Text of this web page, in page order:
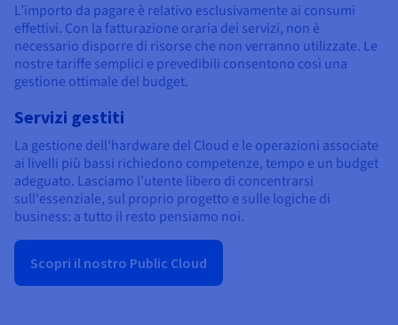
L’importo da pagare è relativo esclusivamente ai consumi
effettivi. Con la fatturazione oraria dei servizi, non è
necessario disporre di risorse che non verranno utilizzate. Le
nostre tariffe semplici e prevedibili consentono così una
gestione ottimale del budget.
Servizi gestiti
La gestione dell’hardware del Cloud e le operazioni associate
ai livelli più bassi richiedono competenze, tempo e un budget
adeguato. Lasciamo l’utente libero di concentrarsi
sull'essenziale, sul proprio progetto e sulle logiche di
business: a tutto il resto pensiamo noi.
Scopri il nostro Public Cloud